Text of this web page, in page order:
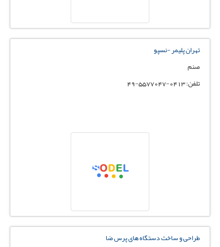
تهران پلیمر -نسپو
صنم
تلفن: 0413-5577047-49
طراحی و ساخت دستگاه های پرس ضا